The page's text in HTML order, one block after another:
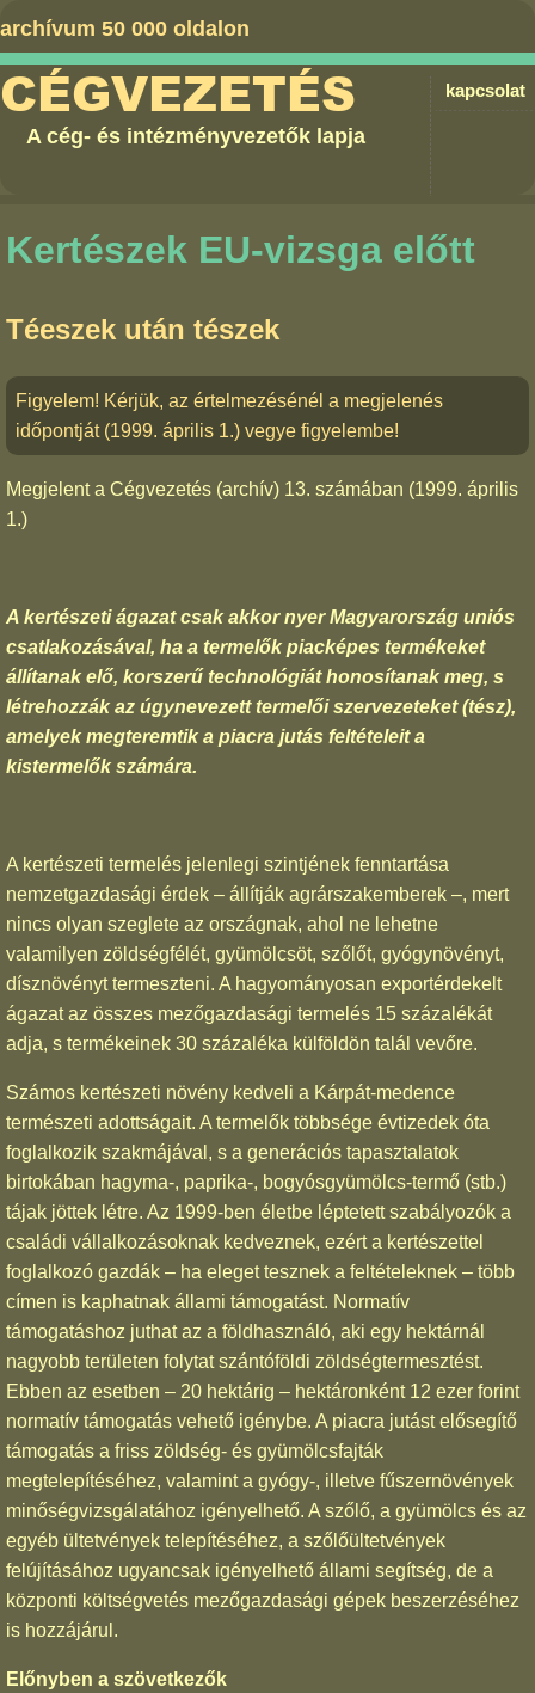
archívum 50 000 oldalon
kapcsolat
CÉGVEZETÉS
A cég- és intézményvezetők lapja
Kertészek EU-vizsga előtt
Téeszek után tészek
Figyelem! Kérjük, az értelmezésénél a megjelenés
időpontját (1999. április 1.) vegye figyelembe!
Megjelent a Cégvezetés (archív) 13. számában (1999. április
1.)
A kertészeti ágazat csak akkor nyer Magyarország uniós
csatlakozásával, ha a termelők piacképes termékeket
állítanak elő, korszerű technológiát honosítanak meg, s
létrehozzák az úgynevezett termelői szervezeteket (tész),
amelyek megteremtik a piacra jutás feltételeit a
kistermelők számára.
A kertészeti termelés jelenlegi szintjének fenntartása
nemzetgazdasági érdek – állítják agrárszakemberek –, mert
nincs olyan szeglete az országnak, ahol ne lehetne
valamilyen zöldségfélét, gyümölcsöt, szőlőt, gyógynövényt,
dísznövényt termeszteni. A hagyományosan exportérdekelt
ágazat az összes mezőgazdasági termelés 15 százalékát
adja, s termékeinek 30 százaléka külföldön talál vevőre.
Számos kertészeti növény kedveli a Kárpát-medence
természeti adottságait. A termelők többsége évtizedek óta
foglalkozik szakmájával, s a generációs tapasztalatok
birtokában hagyma-, paprika-, bogyósgyümölcs-termő (stb.)
tájak jöttek létre. Az 1999-ben életbe léptetett szabályozók a
családi vállalkozásoknak kedveznek, ezért a kertészettel
foglalkozó gazdák – ha eleget tesznek a feltételeknek – több
címen is kaphatnak állami támogatást. Normatív
támogatáshoz juthat az a földhasználó, aki egy hektárnál
nagyobb területen folytat szántóföldi zöldségtermesztést.
Ebben az esetben – 20 hektárig – hektáronként 12 ezer forint
normatív támogatás vehető igénybe. A piacra jutást elősegítő
támogatás a friss zöldség- és gyümölcsfajták
megtelepítéséhez, valamint a gyógy-, illetve fűszernövények
minőségvizsgálatához igényelhető. A szőlő, a gyümölcs és az
egyéb ültetvények telepítéséhez, a szőlőültetvények
felújításához ugyancsak igényelhető állami segítség, de a
központi költségvetés mezőgazdasági gépek beszerzéséhez
is hozzájárul.
Előnyben a szövetkezők